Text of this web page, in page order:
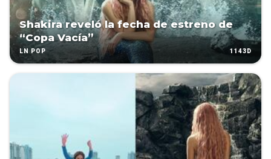
Shakira reveló la fecha de estreno de
“Copa Vacía”
LN POP 1143D